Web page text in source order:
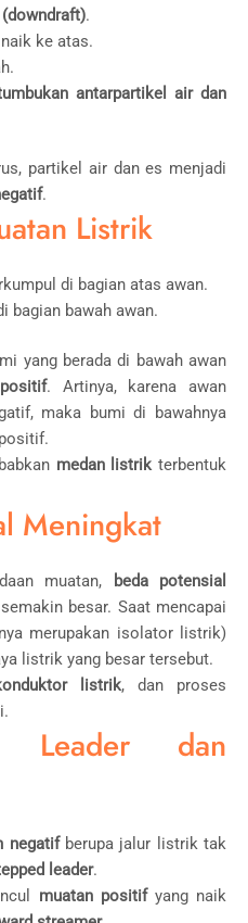
.
ke atas.
antarpartikel air dan
partikel air dan es menjadi
.
Listrik
di bagian atas awan.
bagian bawah awan.
yang berada di bawah awan
. Artinya, karena awan
maka bumi di bawahnya
medan listrikterbentuk
Meningkat
muatan,
beda potensial
besar. Saat mencapai
merupakan isolator listrik)
listrik yang besar tersebut.
listrik, dan proses
Leader dan
negatifberupa jalur listrik tak
leader.
muatan positifyang naik